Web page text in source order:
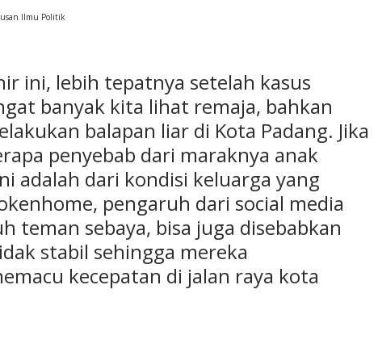
Ilmu Politik
ini, lebih tepatnya setelah kasus
banyak kita lihat remaja, bahkan
balapan liar di Kota Padang. Jika
penyebab dari maraknya anak
adalah dari kondisi keluarga yang
pengaruh dari social media
teman sebaya, bisa juga disebabkan
stabil sehingga mereka
kecepatan di jalan raya kota